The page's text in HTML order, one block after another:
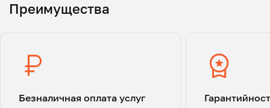
Преимущества
Безналичная оплата услуг